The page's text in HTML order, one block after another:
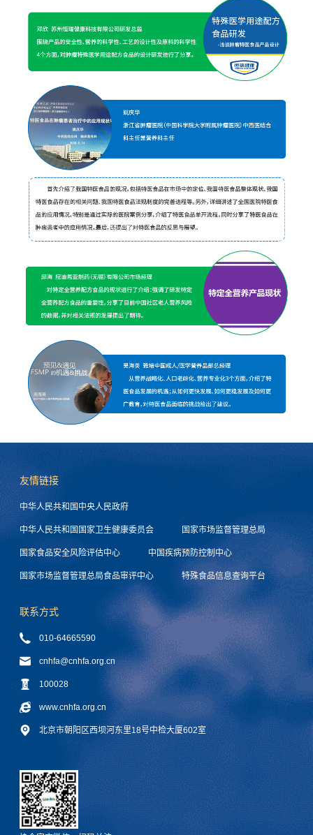
友情链接
中华人民共和国中央人民政府
中华人民共和国国家卫生健康委员会 国家市场监督管理总局
国家食品安全风险评估中心 中国疾病预防控制中心
国家市场监督管理总局食品审评中心 特殊食品信息查询平台
联系方式
010-64665590
cnhfa@cnhfa.org.cn
100028
www.cnhfa.org.cn
北京市朝阳区西坝河东里18号中检大厦602室